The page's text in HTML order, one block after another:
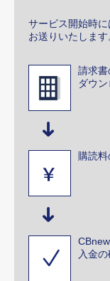
サービス開始時
お送りいたします
請求書
ダウ
購読
入金